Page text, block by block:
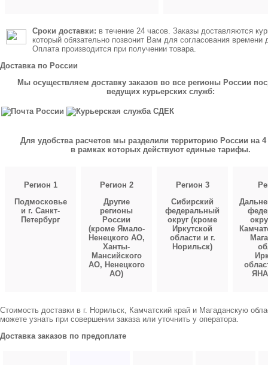
Сроки доставки: в течение 24 часов. Заказы доставляются
который обязательно позвонит Вам для согласования времени
Оплата производится при получении товара.
Доставка по России
Мы осуществляем доставку заказов во все регионы России
ведущих курьерских служб:
Для удобства расчетов мы разделили территорию России на 4
в рамках которых действуют единые тарифы.
Регион 1
Подмосковье
и г. Санкт-
Петербург
Регион 2
Другие
регионы
России
(кроме Ямало-
Ненецкого АО,
Ханты-
Мансийского
АО, Ненецкого
АО)
Регион 3
Сибирский
федеральный
округ (кроме
Иркутской
области и г.
Норильск)
Стоимость доставки в г. Норильск, Камчатский край и Магаданскую
можете узнать при совершении заказа или уточнить у оператора.
Доставка заказов по предоплате